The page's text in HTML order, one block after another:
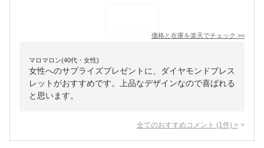
価格と在庫を楽天でチェック >>
マロマロン(40代・女性)
女性へのサプライズプレゼントに、ダイヤモンドブレス
レットがおすすめです。上品なデザインなので喜ばれる
と思います。
全てのおすすめコメント (1 件) >